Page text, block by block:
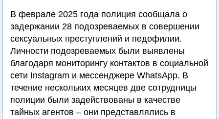
В феврале 2025 года полиция сообщала о
задержании 28 подозреваемых в совершении
сексуальных преступлений и педофилии.
Личности подозреваемых были выявлены
благодаря мониторингу контактов в социальной
сети Instagram и мессенджере WhatsApp. В
течение нескольких месяцев две сотрудницы
полиции были задействованы в качестве
тайных агентов – они представлялись в